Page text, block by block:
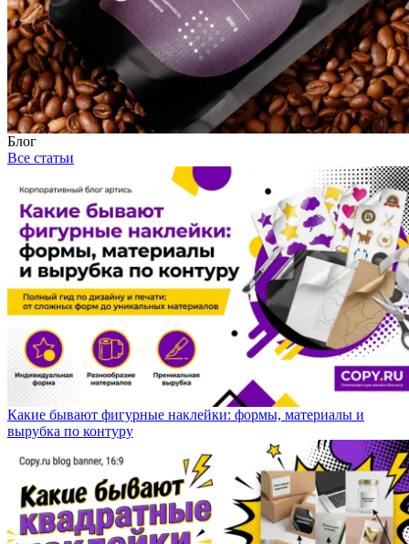
Блог
Все статьи
Какие бывают фигурные наклейки: формы, материалы и
вырубка по контуру